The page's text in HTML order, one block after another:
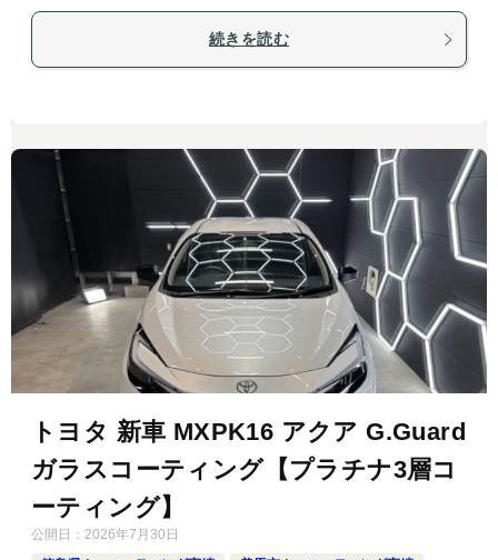
続きを読む
トヨタ 新車 MXPK16 アクア G.Guard
ガラスコーティング【プラチナ3層コ
ーティング】
公開日： 2026年7月30日